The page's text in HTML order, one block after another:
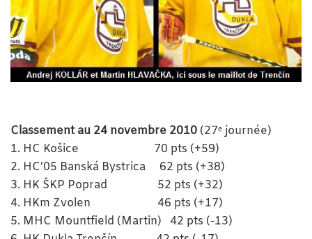
Classement au 24 novembre 2010 (27e journée)
1. HC Košice 70 pts (+59)
2. HC’05 Banská Bystrica 62 pts (+38)
3. HK ŠKP Poprad 52 pts (+32)
4. HKm Zvolen 46 pts (+17)
5. MHC Mountfield (Martin) 42 pts (-13)